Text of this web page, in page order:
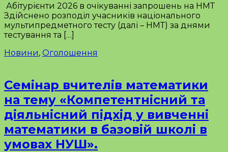
Абітурієнти 2026 в очікуванні запрошень на НМТ
Здійснено розподіл учасників національного
мультипредметного тесту (далі – НМТ) за днями
тестування та […]
Новини, Оголошення
Семінар вчителів математики
на тему «Компетентнісний та
діяльнісний підхід у вивченні
математики в базовій школі в
умовах НУШ».